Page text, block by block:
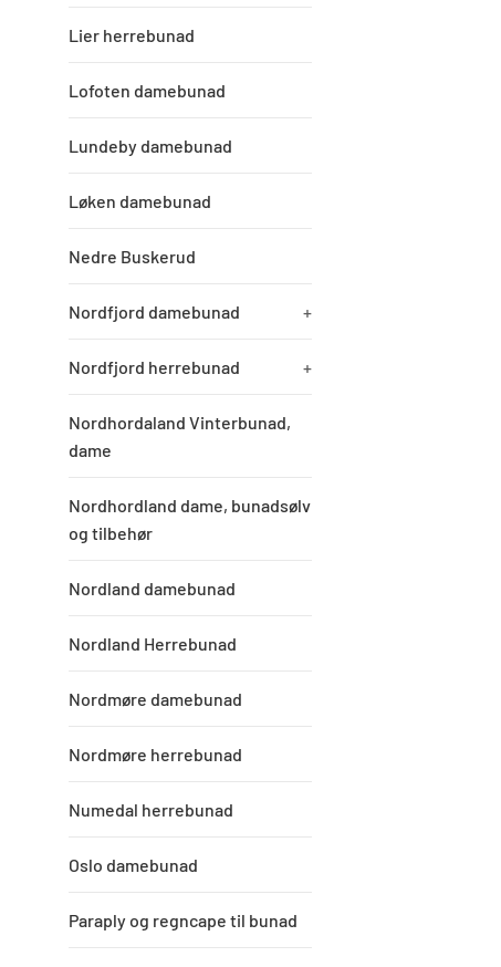
Lier herrebunad
Lofoten damebunad
Lundeby damebunad
Løken damebunad
Nedre Buskerud
Nordfjord damebunad +
Nordfjord herrebunad +
Nordhordaland Vinterbunad,
dame
Nordhordland dame, bunadsølv
og tilbehør
Nordland damebunad
Nordland Herrebunad
Nordmøre damebunad
Nordmøre herrebunad
Numedal herrebunad
Oslo damebunad
Paraply og regncape til bunad